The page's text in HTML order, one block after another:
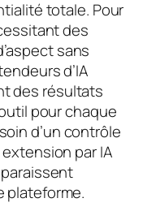
totale. Pour
des
sans
d’IA
des résultats
pour chaque
d’un contrôle
par IA
plateforme.